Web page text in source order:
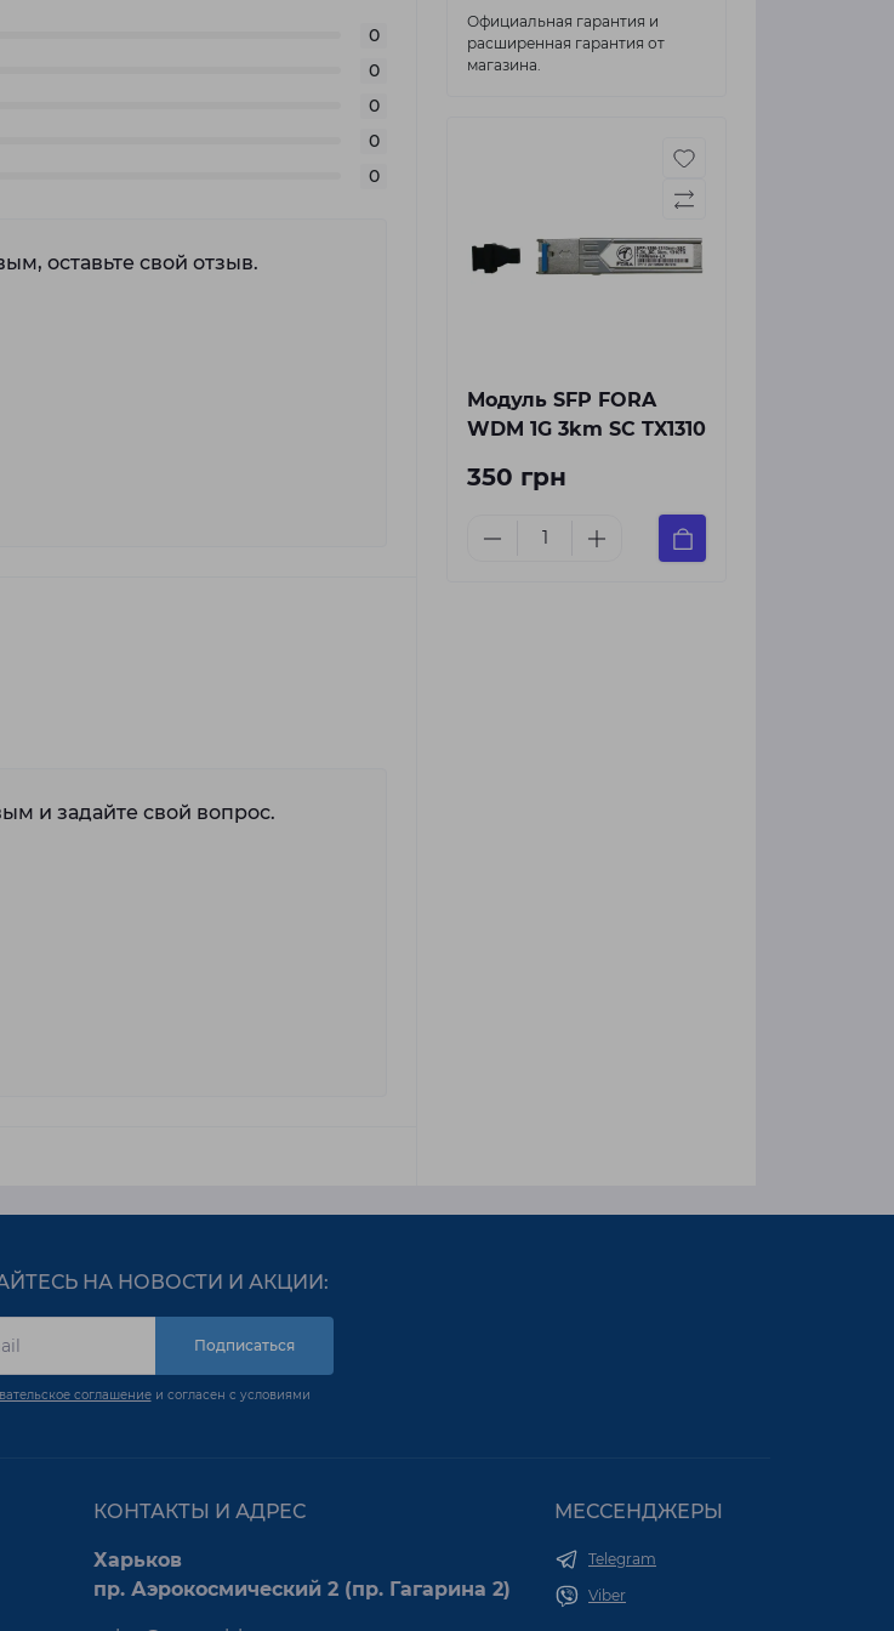
0
0
0
0
0
оставьте свой отзыв.
и задайте свой вопрос.
Официальная гарантия и
расширенная гарантия от
магазина.
Модуль SFP FORA
WDM 1G 3km SC TX1310
350 грн
НА НОВОСТИ И АКЦИИ:
Подписаться
соглашениеи согласен с условиями
КОНТАКТЫ И АДРЕС
Харьков
пр. Аэрокосмический 2 (пр. Гагарина 2)
МЕССЕНДЖЕРЫ
Telegram
Viber